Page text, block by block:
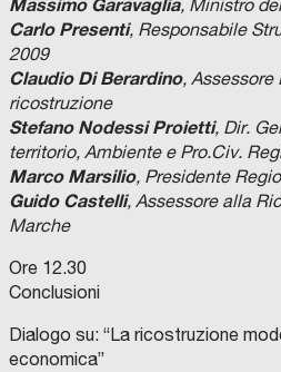
Carlo Presenti, Responsabile
2009
Claudio Di Berardino, Assessore
ricostruzione
Stefano Nodessi Proietti, Dir.
territorio, Ambiente e Pro.Civ.
Marco Marsilio, Presidente
Guido Castelli, Assessore alla
Marche
Ore 12.30
Conclusioni
Dialogo su: “La ricostruzione
economica”